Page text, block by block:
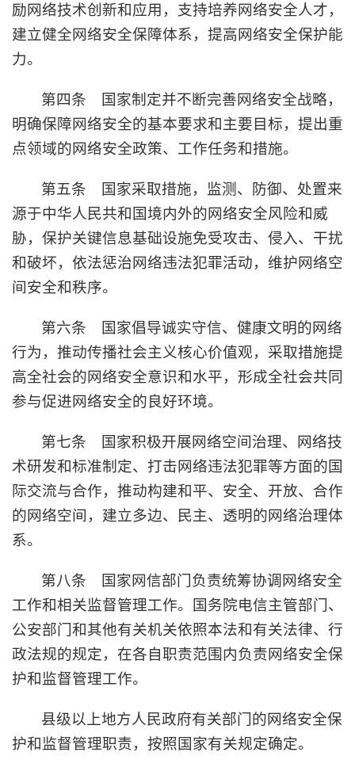
励网络技术创新和应用，支持培养网络安全人才，
建立健全网络安全保障体系，提高网络安全保护能
力。
第四条 国家制定并不断完善网络安全战略，
明确保障网络安全的基本要求和主要目标，提出重
点领域的网络安全政策、工作任务和措施。
第五条 国家采取措施，监测、防御、处置来
源于中华人民共和国境内外的网络安全风险和威
胁，保护关键信息基础设施免受攻击、侵入、干扰
和破坏，依法惩治网络违法犯罪活动，维护网络空
间安全和秩序。
第六条 国家倡导诚实守信、健康文明的网络
行为，推动传播社会主义核心价值观，采取措施提
高全社会的网络安全意识和水平，形成全社会共同
参与促进网络安全的良好环境。
第七条 国家积极开展网络空间治理、网络技
术研发和标准制定、打击网络违法犯罪等方面的国
际交流与合作，推动构建和平、安全、开放、合作
的网络空间，建立多边、民主、透明的网络治理体
系。
第八条 国家网信部门负责统筹协调网络安全
工作和相关监督管理工作。国务院电信主管部门、
公安部门和其他有关机关依照本法和有关法律、行
政法规的规定，在各自职责范围内负责网络安全保
护和监督管理工作。
县级以上地方人民政府有关部门的网络安全保
护和监督管理职责，按照国家有关规定确定。